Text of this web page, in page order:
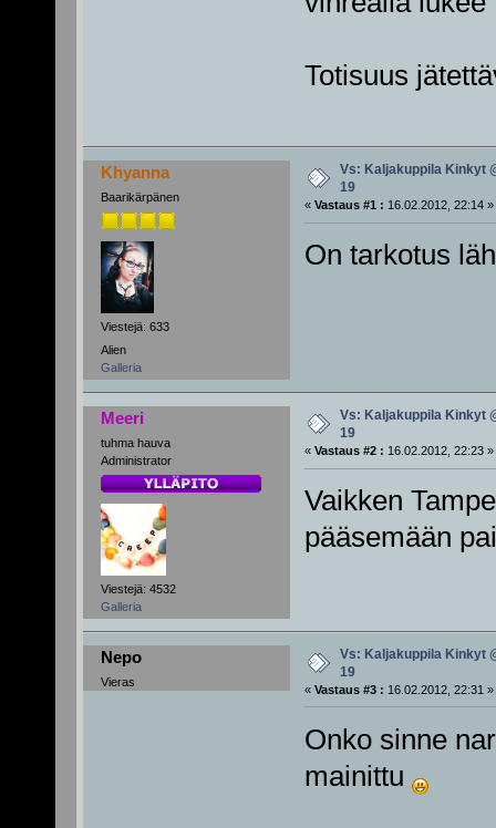
Totisuus
Khyanna
Baarikärpänen
Viestejä: 633
Alien
Galleria
Vs: Kaljakuppila Kinkyt
19
« Vastaus #1 : 16.02.2012, 22:14 »
On tarkotus
Meeri
tuhma hauva
Administrator
Viestejä: 4532
Galleria
Vs: Kaljakuppila Kinkyt
19
« Vastaus #2 : 16.02.2012, 22:23 »
Vaikken
pääsemään
Nepo
Vieras
Vs: Kaljakuppila Kinkyt
19
« Vastaus #3 : 16.02.2012, 22:31 »
Onko sinne
mainittu